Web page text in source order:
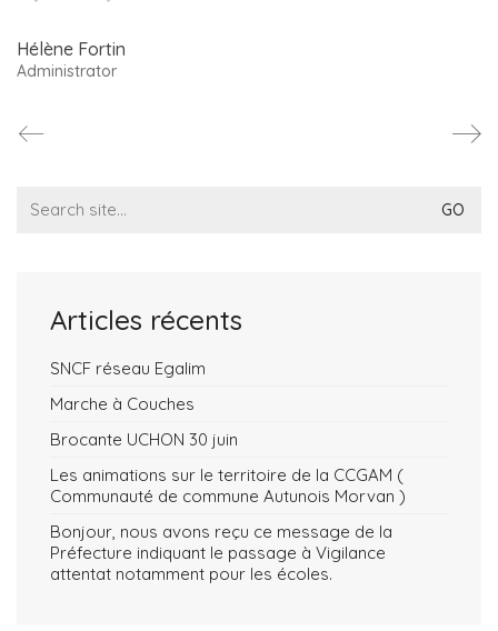
Hélène Fortin
Administrator
for:
Articles récents
SNCF réseau Egalim
Marche à Couches
Brocante UCHON 30 juin
Les animations sur le territoire de la CCGAM (
Communauté de commune Autunois Morvan )
Bonjour, nous avons reçu ce message de la
Préfecture indiquant le passage à Vigilance
attentat notamment pour les écoles.